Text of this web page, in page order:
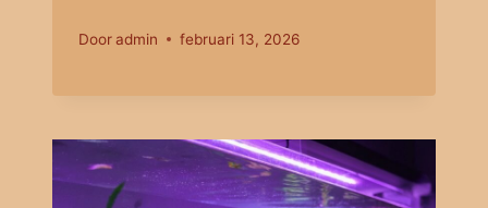
Dooradmin februari 13, 2026